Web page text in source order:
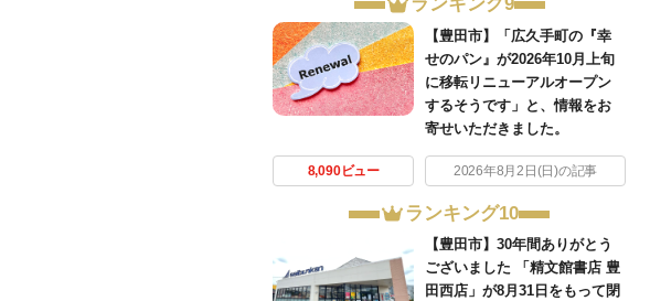
【豊田市】「広久手町の『幸
せのパン』が2026年10月上旬
に移転リニューアルオープン
するそうです」と、情報をお
寄せいただきました。
8,090ビュー 2026年8月2日(日)の記事
ランキング10
【豊田市】30年間ありがとう
ございました 「精文館書店 豊
田西店」が8月31日をもって閉